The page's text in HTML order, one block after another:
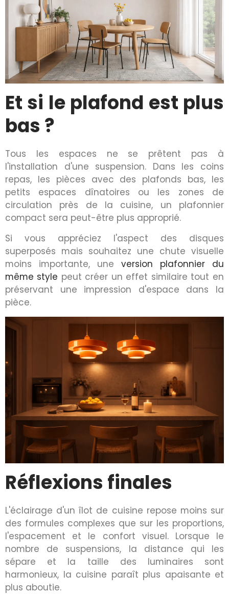
Et si le plafond est plus
bas ?
Tous les espaces ne se prêtent pas à
l'installation d'une suspension. Dans les coins
repas, les pièces avec des plafonds bas, les
petits espaces dînatoires ou les zones de
circulation près de la cuisine, un plafonnier
compact sera peut-être plus approprié.
Si vous appréciez l'aspect des disques
superposés mais souhaitez une chute visuelle
moins importante, une version plafonnier du
même style peut créer un effet similaire tout en
préservant une impression d'espace dans la
pièce.
Réflexions finales
L'éclairage d'un îlot de cuisine repose moins sur
des formules complexes que sur les proportions,
l'espacement et le confort visuel. Lorsque le
nombre de suspensions, la distance qui les
sépare et la taille des luminaires sont
harmonieux, la cuisine paraît plus apaisante et
plus aboutie.